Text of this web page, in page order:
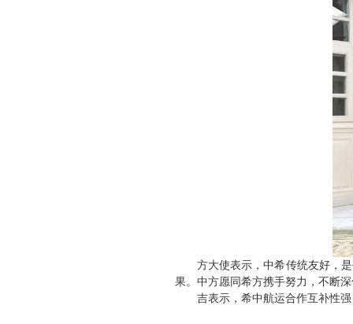
方大使表示，中希传统友好，
果。中方愿同希方携手努力，不断
吉表示，希中航运合作互补性